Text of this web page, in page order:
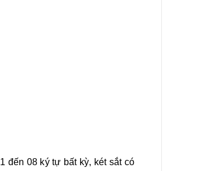
đến 08 ký tự bất kỳ, két sắt có